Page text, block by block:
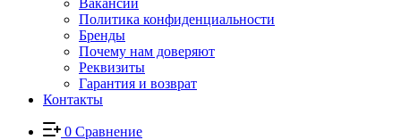
Вакансии
Политика конфиденциальности
Бренды
Почему нам доверяют
Реквизиты
Гарантия и возврат
Контакты
0 Сравнение